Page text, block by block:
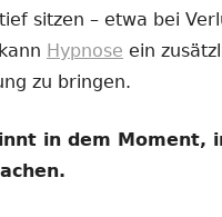
sitzen – etwa bei
Hypnose ein
zu bringen.
in dem Moment,